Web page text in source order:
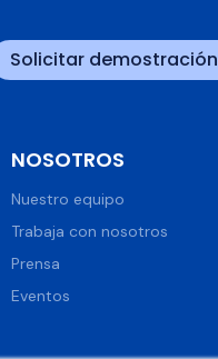
Solicitar demostración
NOSOTROS
Nuestro equipo
Trabaja con nosotros
Prensa
Eventos